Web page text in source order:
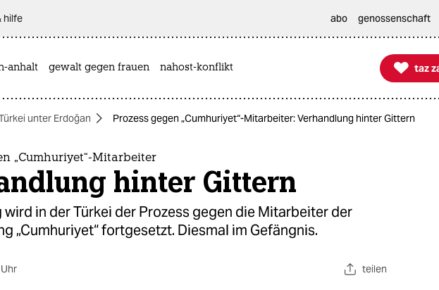
hilfe abo genossenschaft
anhalt gewalt gegen frauen nahost-konflikt 
taz zahl
taz
unter Erdoğan Prozess gegen „Cumhuriyet“-Mitarbeiter: Verhandlung hinter Gittern
„Cumhuriyet“-Mitarbeiter
hinter Gittern
in der Türkei der Prozess gegen die Mitarbeiter der
„Cumhuriyet“ fortgesetzt. Diesmal im Gefängnis.
teilen